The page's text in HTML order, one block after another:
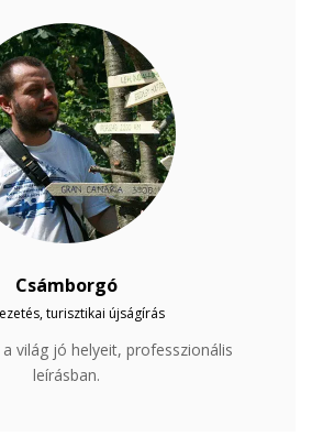
Csámborgó
turisztikai újságírás
világ jó helyeit, professzionális
leírásban.